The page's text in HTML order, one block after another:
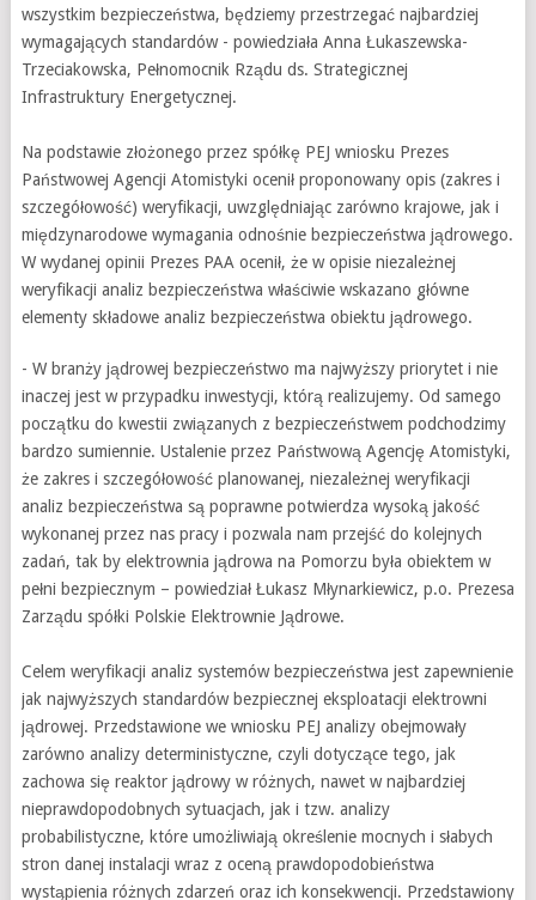
wszystkim bezpieczeństwa, będziemy przestrzegać najbardziej
wymagających standardów - powiedziała Anna Łukaszewska-
Trzeciakowska, Pełnomocnik Rządu ds. Strategicznej
Infrastruktury Energetycznej.
Na podstawie złożonego przez spółkę PEJ wniosku Prezes
Państwowej Agencji Atomistyki ocenił proponowany opis (zakres i
szczegółowość) weryfikacji, uwzględniając zarówno krajowe, jak i
międzynarodowe wymagania odnośnie bezpieczeństwa jądrowego.
W wydanej opinii Prezes PAA ocenił, że w opisie niezależnej
weryfikacji analiz bezpieczeństwa właściwie wskazano główne
elementy składowe analiz bezpieczeństwa obiektu jądrowego.
- W branży jądrowej bezpieczeństwo ma najwyższy priorytet i nie
inaczej jest w przypadku inwestycji, którą realizujemy. Od samego
początku do kwestii związanych z bezpieczeństwem podchodzimy
bardzo sumiennie. Ustalenie przez Państwową Agencję Atomistyki,
że zakres i szczegółowość planowanej, niezależnej weryfikacji
analiz bezpieczeństwa są poprawne potwierdza wysoką jakość
wykonanej przez nas pracy i pozwala nam przejść do kolejnych
zadań, tak by elektrownia jądrowa na Pomorzu była obiektem w
pełni bezpiecznym – powiedział Łukasz Młynarkiewicz, p.o. Prezesa
Zarządu spółki Polskie Elektrownie Jądrowe.
Celem weryfikacji analiz systemów bezpieczeństwa jest zapewnienie
jak najwyższych standardów bezpiecznej eksploatacji elektrowni
jądrowej. Przedstawione we wniosku PEJ analizy obejmowały
zarówno analizy deterministyczne, czyli dotyczące tego, jak
zachowa się reaktor jądrowy w różnych, nawet w najbardziej
nieprawdopodobnych sytuacjach, jak i tzw. analizy
probabilistyczne, które umożliwiają określenie mocnych i słabych
stron danej instalacji wraz z oceną prawdopodobieństwa
wystąpienia różnych zdarzeń oraz ich konsekwencji. Przedstawiony